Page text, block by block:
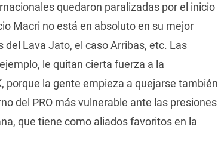
quedaron paralizadas por el inicio
Macri no está en absoluto en su mejor
Lava Jato, el caso Arribas, etc. Las
le quitan cierta fuerza a la
porque la gente empieza a quejarse también
del PRO más vulnerable ante las presiones
que tiene como aliados favoritos en la